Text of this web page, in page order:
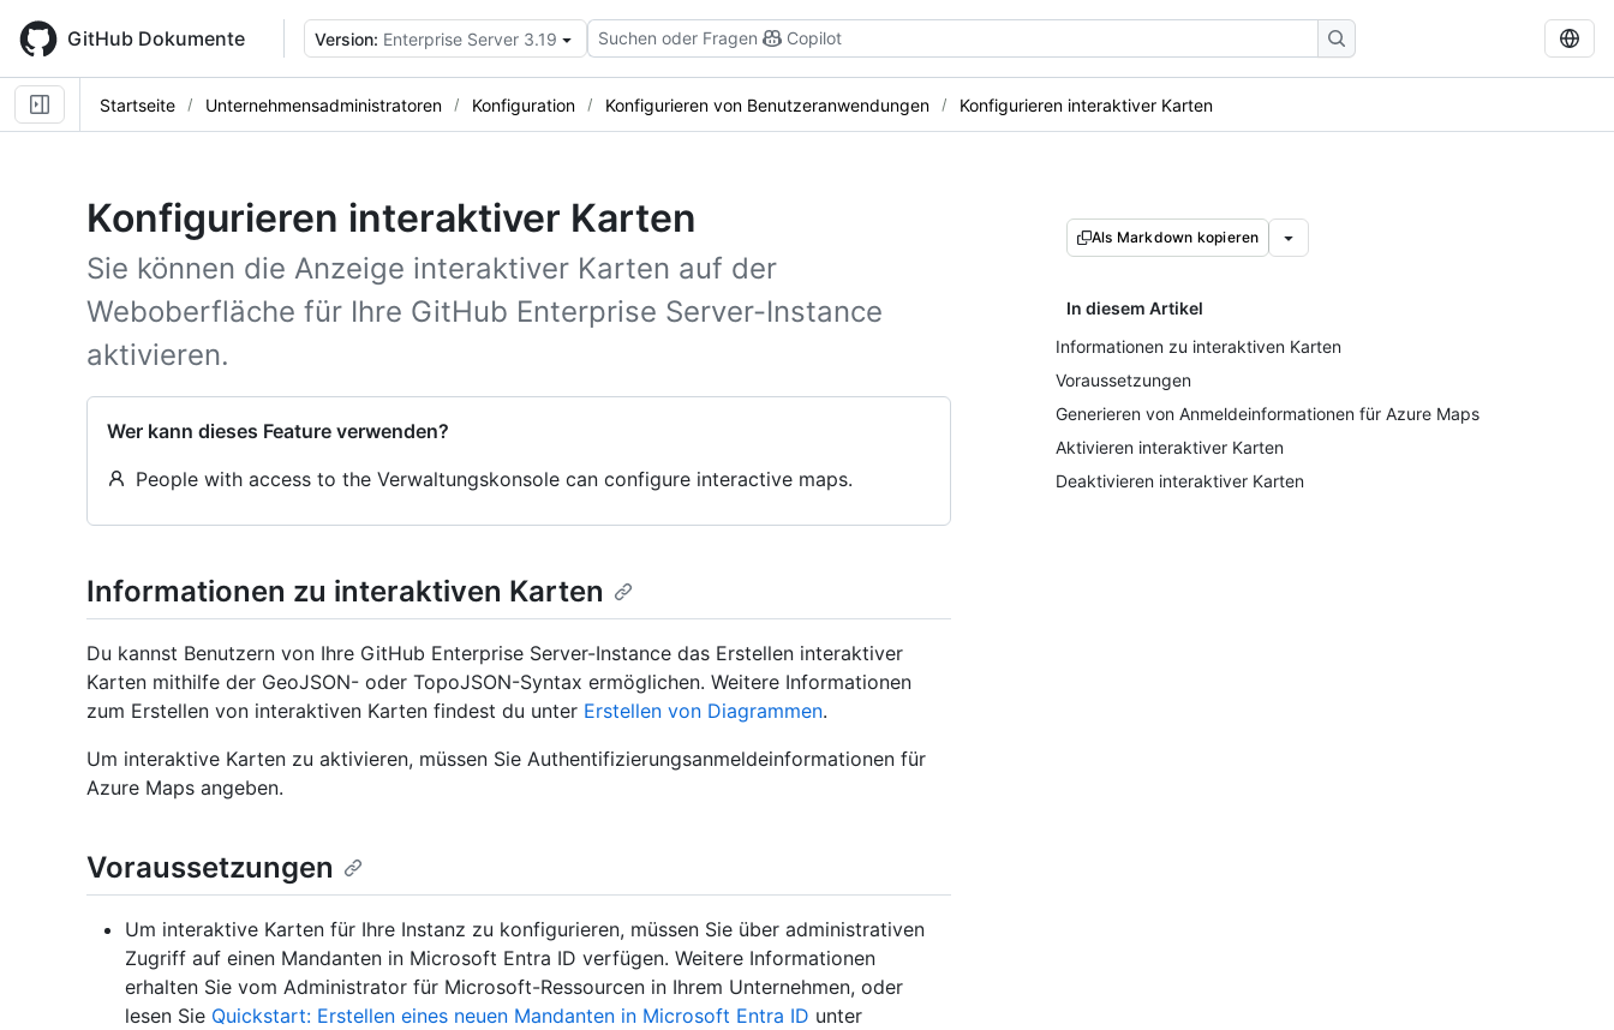
main
content
GitHub Dokumente Version: Enterprise Server 3.19 Suchen oder Fragen Copilot
Startseite Unternehmensadministratoren Konfiguration Konfigurieren von Benutzeranwendungen Konfigurieren interaktiver Karten
Konfigurieren interaktiver Karten
Sie können die Anzeige interaktiver Karten auf der
Weboberfläche für Ihre GitHub Enterprise Server-Instance
aktivieren.
Wer kann dieses Feature verwenden?
People with access to the Verwaltungskonsole can configure interactive maps.
Als Markdown kopieren
In diesem Artikel
Informationen zu interaktiven Karten
Voraussetzungen
Generieren von Anmeldeinformationen für Azure Maps
Aktivieren interaktiver Karten
Deaktivieren interaktiver Karten
Informationen zu interaktiven Karten
Du kannst Benutzern von Ihre GitHub Enterprise Server-Instance das Erstellen interaktiver
Karten mithilfe der GeoJSON- oder TopoJSON-Syntax ermöglichen. Weitere Informationen
zum Erstellen von interaktiven Karten findest du unter Erstellen von Diagrammen.
Um interaktive Karten zu aktivieren, müssen Sie Authentifizierungsanmeldeinformationen für
Azure Maps angeben.
Voraussetzungen
Um interaktive Karten für Ihre Instanz zu konfigurieren, müssen Sie über administrativen
Zugriff auf einen Mandanten in Microsoft Entra ID verfügen. Weitere Informationen
erhalten Sie vom Administrator für Microsoft-Ressourcen in Ihrem Unternehmen, oder
lesen Sie Quickstart: Erstellen eines neuen Mandanten in Microsoft Entra ID unter